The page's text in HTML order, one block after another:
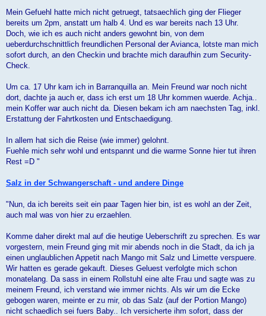
Mein Gefuehl hatte mich nicht getruegt, tatsaechlich ging der Flieger
bereits um 2pm, anstatt um halb 4. Und es war bereits nach 13 Uhr.
Doch, wie ich es auch nicht anders gewohnt bin, von dem
ueberdurchschnittlich freundlichen Personal der Avianca, lotste man mich
sofort durch, an den Checkin und brachte mich daraufhin zum Security-
Check.
Um ca. 17 Uhr kam ich in Barranquilla an. Mein Freund war noch nicht
dort, dachte ja auch er, dass ich erst um 18 Uhr kommen wuerde. Achja..
mein Koffer war auch nicht da. Diesen bekam ich am naechsten Tag, inkl.
Erstattung der Fahrtkosten und Entschaedigung.
In allem hat sich die Reise (wie immer) gelohnt.
Fuehle mich sehr wohl und entspannt und die warme Sonne hier tut ihren
Rest =D "
Salz in der Schwangerschaft - und andere Dinge
"Nun, da ich bereits seit ein paar Tagen hier bin, ist es wohl an der Zeit,
auch mal was von hier zu erzaehlen.
Komme daher direkt mal auf die heutige Ueberschrift zu sprechen. Es war
vorgestern, mein Freund ging mit mir abends noch in die Stadt, da ich ja
einen unglaublichen Appetit nach Mango mit Salz und Limette verspuere.
Wir hatten es gerade gekauft. Dieses Geluest verfolgte mich schon
monatelang. Da sass in einem Rollstuhl eine alte Frau und sagte was zu
meinem Freund, ich verstand wie immer nichts. Als wir um die Ecke
gebogen waren, meinte er zu mir, ob das Salz (auf der Portion Mango)
nicht schaedlich sei fuers Baby.. Ich versicherte ihm sofort, dass der